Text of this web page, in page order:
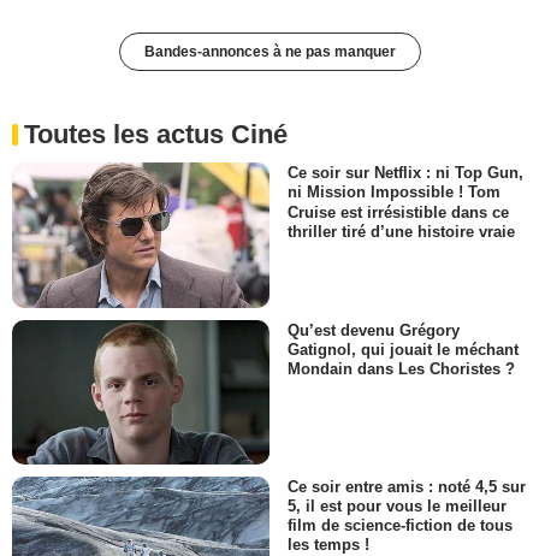
Bandes-annonces à ne pas manquer
Toutes les actus Ciné
Ce soir sur Netflix : ni Top Gun,
ni Mission Impossible ! Tom
Cruise est irrésistible dans ce
thriller tiré d’une histoire vraie
Qu’est devenu Grégory
Gatignol, qui jouait le méchant
Mondain dans Les Choristes ?
Ce soir entre amis : noté 4,5 sur
5, il est pour vous le meilleur
film de science-fiction de tous
les temps !